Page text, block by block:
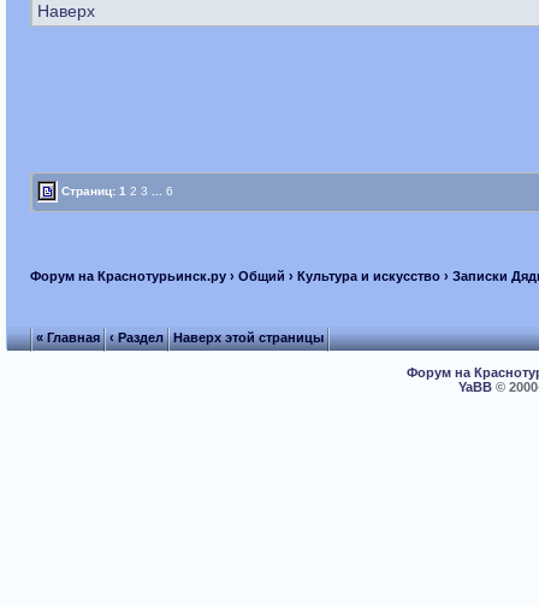
Наверх
Страниц: 1 2 3 6
Форум на Краснотурьинск.ру› Общий › Культура и искусство› Записки
« Главная ‹ Раздел Наверх этой страницы
Форум на
YaBB©